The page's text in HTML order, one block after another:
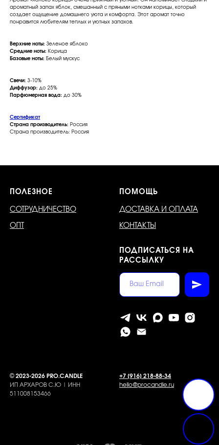
ароматный запах яблок, смешанный с пряными нотками корицы, который
создает ощущение домашнего уюта и комфорта. Этот аромат точно
понравится любителям теплых и уютных запахов.
Верхние ноты: Зеленое яблоко
Средние ноты: Корица
Базовые ноты: Белый мускус
Свечи: 3-10%
Диффузор: до 25%
Парфюмерная вода: до 30%
Сертификат
Страна производитель: Россия
Страна производитель: Россия
ПОЛЕЗНОЕ
СОТРУДНИЧЕСТВО
ОПТ
ПОМОЩЬ
ДОСТАВКА И ОПЛАТА
КОНТАКТЫ
ПОДПИСАТЬСЯ НА
РАССЫЛКУ
© 2023-2026 PRO.CANDLE
ИП АРХАРОВ С.Ю | ИНН
511008153466
+7 [916] 218-88-34
hello@procandle.ru